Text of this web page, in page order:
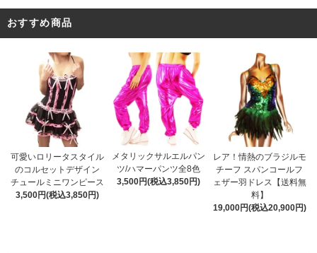
おすすめ商品
可愛いロリータスタイル
のコルセットデザイン
チュールミニワンピース
3,500円(税込3,850円)
メタリックサルエルパン
ツ/ハマーパンツ全8色
3,500円(税込3,850円)
レア！情熱のブラジルモ
チーフ スパンコールフ
ェザー羽ドレス【送料無
料】
19,000円(税込20,900円)